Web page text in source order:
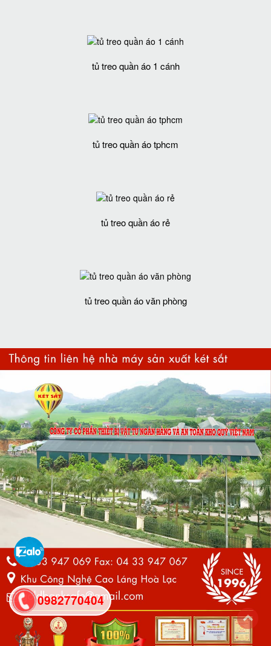
tủ treo quần áo 1 cánh
tủ treo quần áo tphcm
tủ treo quần áo rẻ
tủ treo quần áo văn phòng
0982770404
back